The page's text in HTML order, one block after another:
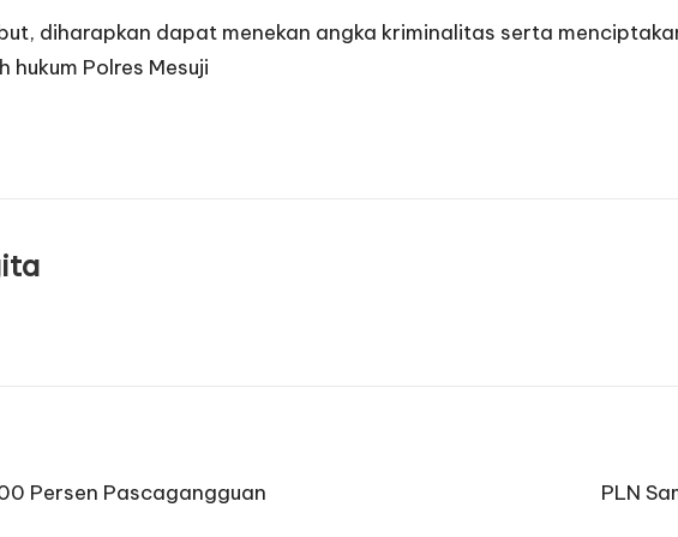
diharapkan dapat menekan angka kriminalitas serta
Polres Mesuji
Persen Pascagangguan
PLN